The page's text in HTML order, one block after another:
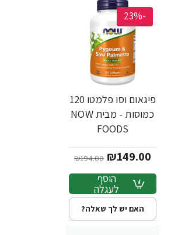
-23%
פיגאום וסו פלמטו 120
כמוסות - מבית NOW
FOODS
₪149.00
₪194.00
הוסף
לעגלה
האם יש לך שאלה?